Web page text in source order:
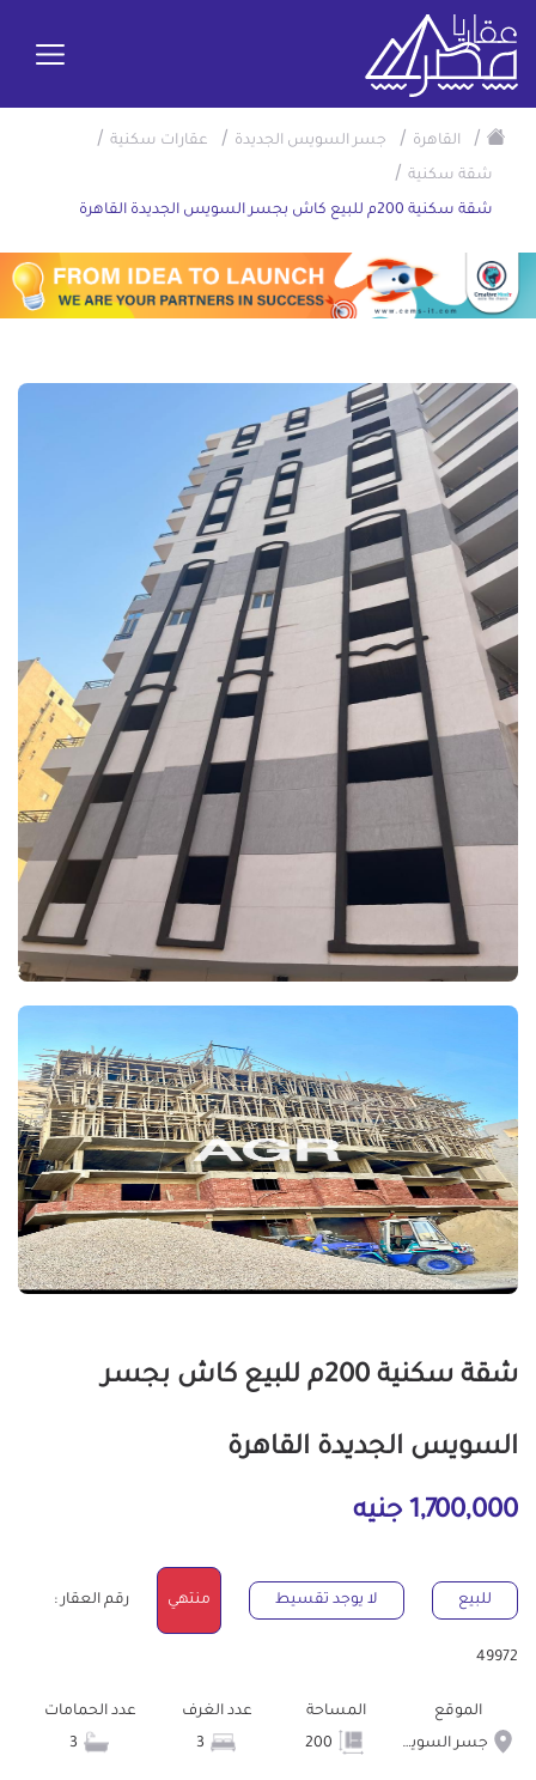
/ القاهرة / جسر السويس الجديدة / عقارات سكنية /
شقة سكنية /
شقة سكنية 200م للبيع كاش بجسر السويس الجديدة القاهرة
شقة سكنية 200م للبيع كاش بجسر
السويس الجديدة القاهرة
1,700,000 جنيه
للبيع لا يوجد تقسيط منتهي رقم العقار :
49972
الموقع
جسر السويس الجديدة
المساحة
عدد الغرف
عدد الحمامات